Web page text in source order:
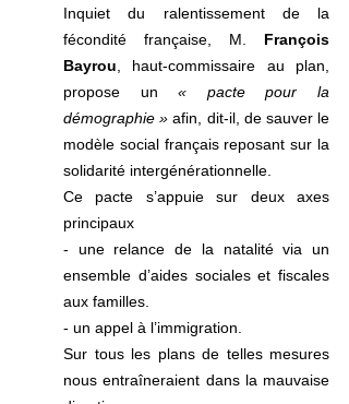
Inquiet du ralentissement de la
fécondité française, M. François
Bayrou , haut-commissaire au plan,
propose un « pacte pour la
démographie » afin, dit-il, de sauver le
modèle social français reposant sur la
solidarité intergénérationnelle.
Ce pacte s’appuie sur deux axes
principaux
- une relance de la natalité via un
ensemble d’aides sociales et fiscales
aux familles.
- un appel à l’immigration.
Sur tous les plans de telles mesures
nous entraîneraient dans la mauvaise